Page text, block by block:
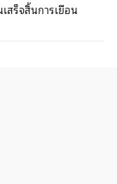
สร็จสิ้นการเยือน